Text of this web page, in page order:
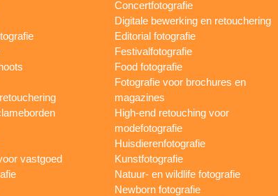
vastgoed
Concertfotografie
Digitale bewerking en retouchering
Editorial fotografie
Festivalfotografie
Food fotografie
Fotografie voor brochures en
magazines
High-end retouching voor
modefotografie
Huisdierenfotografie
Kunstfotografie
Natuur- en wildlife fotografie
Newborn fotografie